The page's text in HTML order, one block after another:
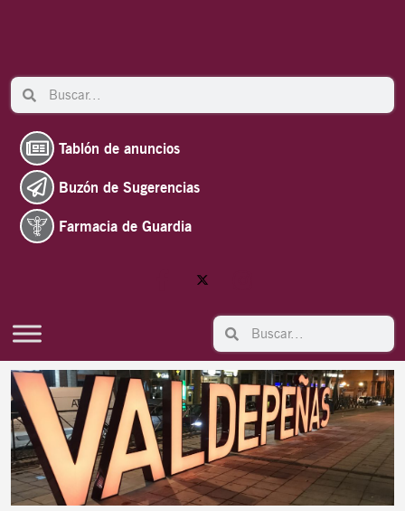
Search Search
Tablón de anuncios
Buzón de Sugerencias
Farmacia de Guardia
Search Search